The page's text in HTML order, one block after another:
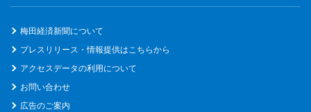
梅田経済新聞について
プレスリリース・情報提供はこちらから
アクセスデータの利用について
お問い合わせ
広告のご案内